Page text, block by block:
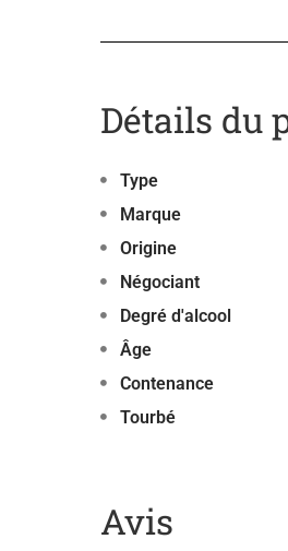
Détails du
Type
Marque
Origine
Négociant
Degré d'alcool
Âge
Contenance
Tourbé
Avis